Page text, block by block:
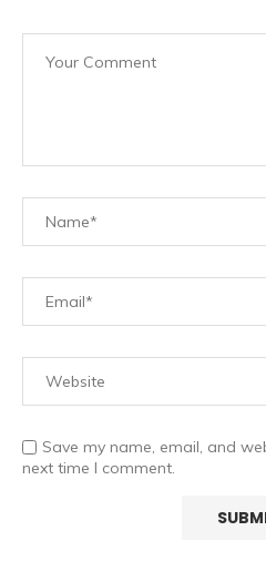
Save my name, email, and
next time I comment.